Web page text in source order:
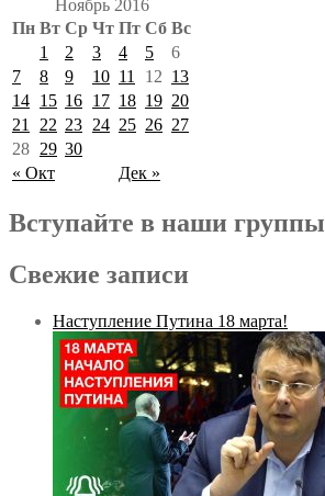
Ноябрь 2016
Пн Вт Ср Чт Пт Сб Вс
« Окт Дек »
1 2 3 4 5
6
7
8 9 10 11 12 13
14 15 16 17 18 19 20
21
22 23 24 25 26 27
28 29 30
Вступайте в наши группы
Свежие записи
Наступление Путина 18 марта!